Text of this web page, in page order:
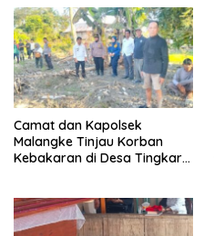
Camat dan Kapolsek
Malangke Tinjau Korban
Kebakaran di Desa Tingkara,